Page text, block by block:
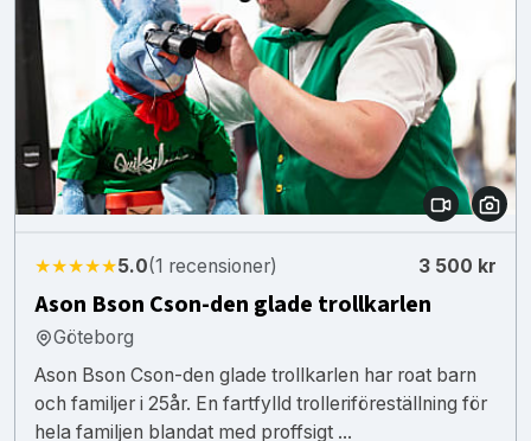
★★★★★5.0(1 recensioner) 3 500 kr
Ason Bson Cson-den glade trollkarlen
Göteborg
Ason Bson Cson-den glade trollkarlen har roat barn
och familjer i 25år. En fartfylld trolleriföreställning för
hela familjen blandat med proffsigt ...